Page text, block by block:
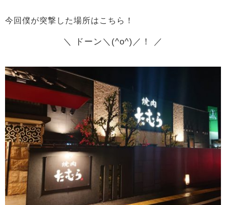
今回僕が突撃した場所はこちら！
＼ ドーン＼(^o^)／！ ／